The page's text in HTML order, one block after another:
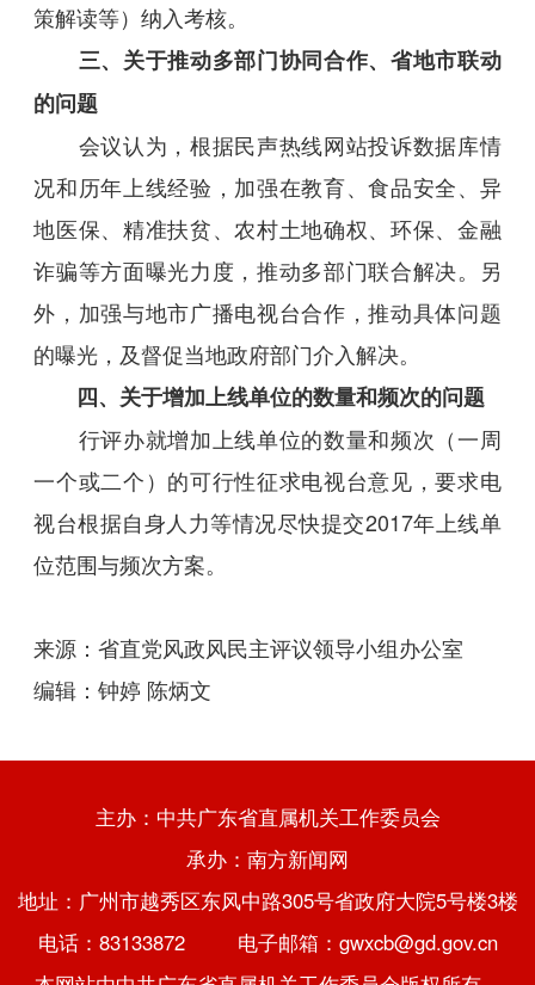
策解读等）纳入考核。
三、关于推动多部门协同合作、省地市联动
的问题
会议认为，根据民声热线网站投诉数据库情
况和历年上线经验，加强在教育、食品安全、异
地医保、精准扶贫、农村土地确权、环保、金融
诈骗等方面曝光力度，推动多部门联合解决。另
外，加强与地市广播电视台合作，推动具体问题
的曝光，及督促当地政府部门介入解决。
四、关于增加上线单位的数量和频次的问题
行评办就增加上线单位的数量和频次（一周
一个或二个）的可行性征求电视台意见，要求电
视台根据自身人力等情况尽快提交2017年上线单
位范围与频次方案。
来源：省直党风政风民主评议领导小组办公室
编辑：钟婷 陈炳文
主办：中共广东省直属机关工作委员会
承办：南方新闻网
地址：广州市越秀区东风中路305号省政府大院5号楼3楼
电话：83133872 电子邮箱：gwxcb@gd.gov.cn